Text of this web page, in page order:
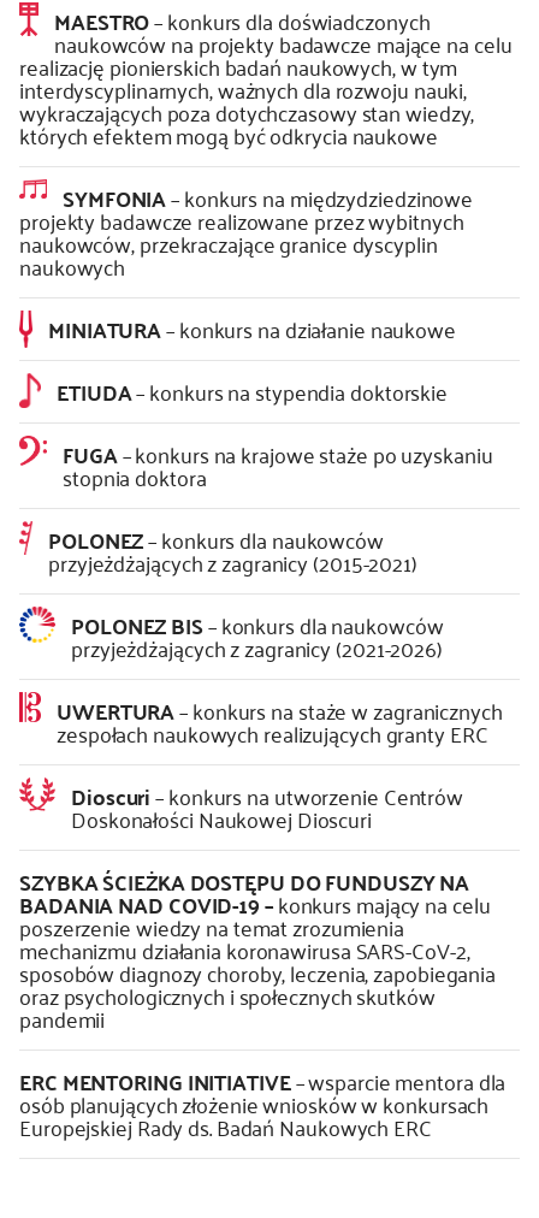
MAESTRO– konkurs dla doświadczonych
naukowców na projekty badawcze mające na celu
realizację pionierskich badań naukowych, w tym
interdyscyplinarnych, ważnych dla rozwoju nauki,
wykraczających poza dotychczasowy stan wiedzy,
których efektem mogą być odkrycia naukowe
SYMFONIA– konkurs na międzydziedzinowe
projekty badawcze realizowane przez wybitnych
naukowców, przekraczające granice dyscyplin
naukowych
MINIATURA– konkurs na działanie naukowe
ETIUDA– konkurs na stypendia doktorskie
FUGA– konkurs na krajowe staże po uzyskaniu
stopnia doktora
POLONEZ– konkurs dla naukowców
przyjeżdżających z zagranicy (2015-2021)
POLONEZ BIS– konkurs dla naukowców
przyjeżdżających z zagranicy (2021-2026)
UWERTURA– konkurs na staże w zagranicznych
zespołach naukowych realizujących granty ERC
Dioscuri– konkurs na utworzenie Centrów
Doskonałości Naukowej Dioscuri
SZYBKA ŚCIEŻKA DOSTĘPU DO FUNDUSZY NA
BADANIA NAD COVID-19 –konkurs mający na celu
poszerzenie wiedzy na temat zrozumienia
mechanizmu działania koronawirusa SARS-CoV-2,
sposobów diagnozy choroby, leczenia, zapobiegania
oraz psychologicznych i społecznych skutków
pandemii
ERC MENTORING INITIATIVE– wsparcie mentora dla
osób planujących złożenie wniosków w konkursach
Europejskiej Rady ds. Badań Naukowych ERC